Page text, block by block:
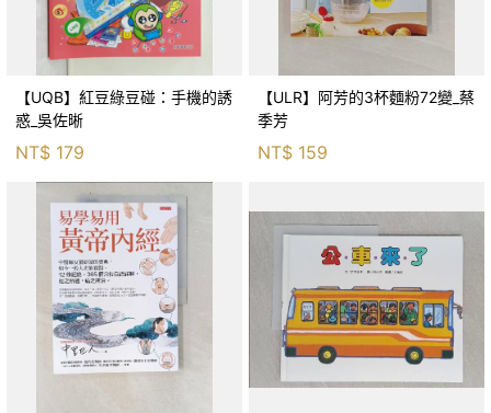
【UQB】紅豆綠豆碰：手機的誘
惑_吳佐晰
NT$ 179
【ULR】阿芳的3杯麵粉72變_蔡
季芳
NT$ 159